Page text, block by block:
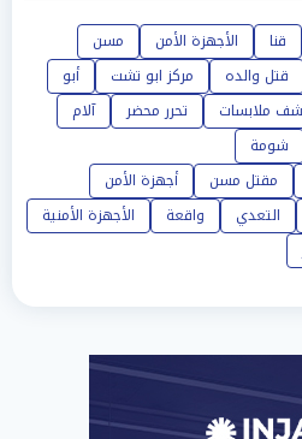
قنا الأجهزة الأمن
مسن
قتل والده مركز ابو تشت
أبو
ملابسات تحرر محضر
آلام
شومة
مقتل مسن
أجهزة الأمن
التعدي واقعة
الأجهزة الأمنية